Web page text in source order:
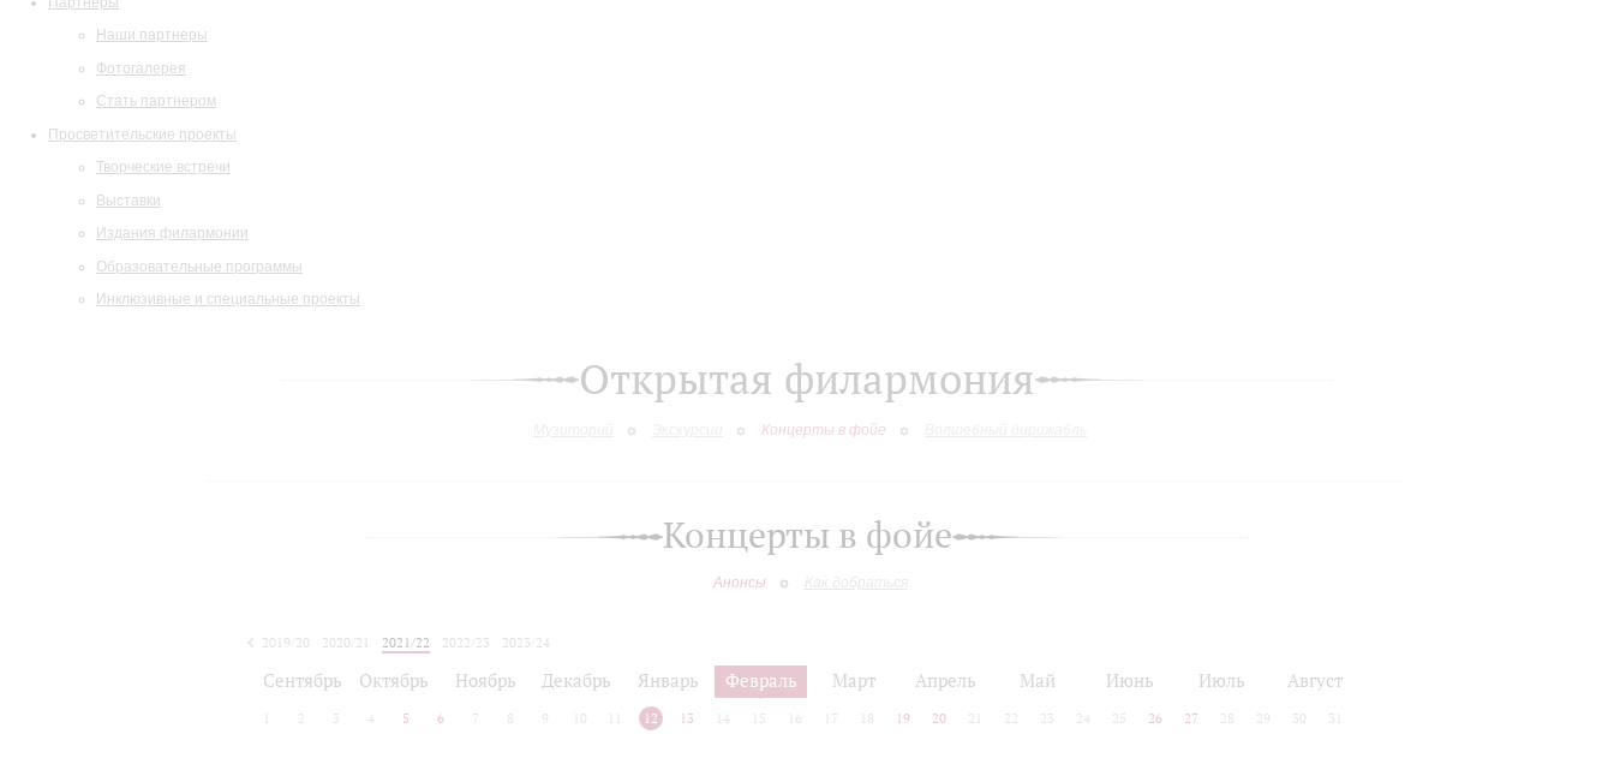
Наши партнеры
Фотогалерея
Стать партнером
Просветительские проекты
Творческие встречи
Выставки
Издания филармонии
Образовательные программы
Инклюзивные и специальные проекты
Открытая филармония
Концерты в фойе
Концерты в фойе
Анонсы Как добраться
2019/20 2020/21 2021/22 2022/23
2023/24
Сентябрь Октябрь Ноябрь Декабрь Январь Февраль Март Апрель Май Июнь Июль Август
2 3 4 5 6 7 8 9 10 12 13 14 15 16 17 18 19 20 21 22 23 24 25 26 27 28 29 30 31